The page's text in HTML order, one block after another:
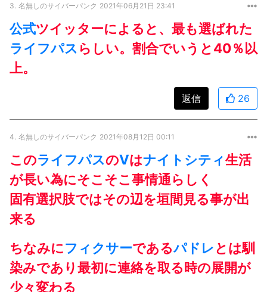
3. 名無しのサイバーパンク 2021年06月21日 23:41
公式ツイッターによると、最も選ばれた
ライフパス らしい。割合でいうと40％以
上。
返信 26
4. 名無しのサイバーパンク 2021年08月12日 00:11
このライフパスのVはナイトシティ生活
が長い為にそこそこ事情通らしく
固有選択肢ではその辺を垣間見る事が出
来る
ちなみにフィクサーであるパドレとは馴
染みであり最初に連絡を取る時の展開が
少々変わる